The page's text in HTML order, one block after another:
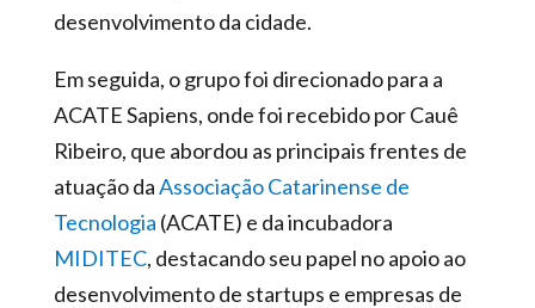
desenvolvimento da cidade.
Em seguida, o grupo foi direcionado para a
ACATE Sapiens, onde foi recebido por Cauê
Ribeiro, que abordou as principais frentes de
atuação daAssociação Catarinense de
Tecnologia (ACATE) e da incubadora
MIDITEC, destacando seu papel no apoio ao
desenvolvimento de startups e empresas de